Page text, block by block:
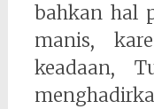
bahkan hal
manis,
keadaan,